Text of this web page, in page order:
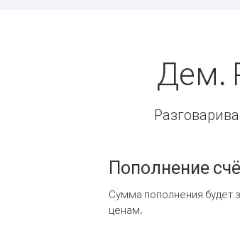
Дем.
Пополнение
Сумма пополнения будет
ценам.